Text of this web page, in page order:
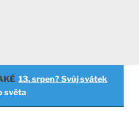
13. srpen? Svůj svátek
světa